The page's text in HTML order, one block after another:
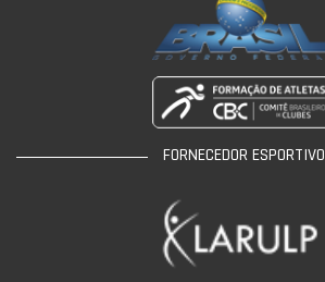
FORNECEDOR ESPORTIVO